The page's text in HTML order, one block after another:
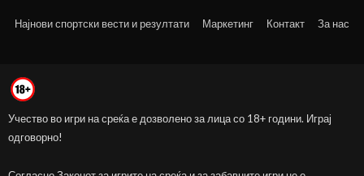
Најнови спортски вести и резултати Маркетинг Контакт За нас
Учество во игри на среќа е дозволено за лица со 18+ години. Играј
одговорно!